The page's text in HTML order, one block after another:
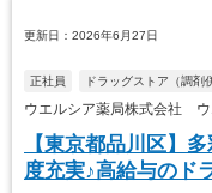
更新日：2026年6月27日
正社員 ドラッグストア（調剤
ウエルシア薬局株式会社 ウ
【東京都品川区】
度充実♪高給与のド